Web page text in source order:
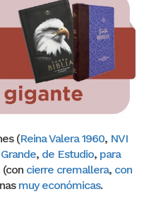
(Reina Valera 1960, NVI
, de Estudio, para
cierre cremallera, con
muy económicas.